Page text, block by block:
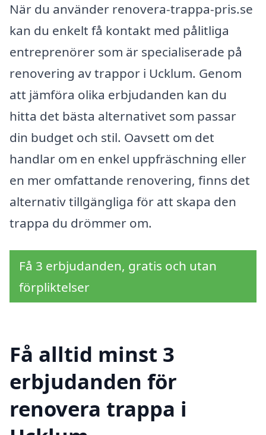
När du använder renovera-trappa-pris.se
kan du enkelt få kontakt med pålitliga
entreprenörer som är specialiserade på
renovering av trappor i Ucklum. Genom
att jämföra olika erbjudanden kan du
hitta det bästa alternativet som passar
din budget och stil. Oavsett om det
handlar om en enkel uppfräschning eller
en mer omfattande renovering, finns det
alternativ tillgängliga för att skapa den
trappa du drömmer om.
Få 3 erbjudanden, gratis och utan
förpliktelser
Få alltid minst 3
erbjudanden för
renovera trappa i